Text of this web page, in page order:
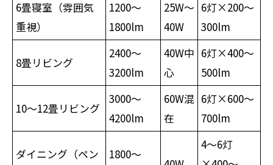
6畳寝室（雰囲気
重視）
1200〜
1800lm
25W〜
40W
6灯×200〜
300lm
8畳リビング
2400〜
3200lm
40W中
心
6灯×400〜
500lm
10〜12畳リビング
3000〜
4200lm
60W混
在
6灯×600〜
700lm
ダイニング（ペン
1800〜
4〜6灯